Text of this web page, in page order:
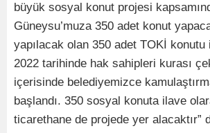
büyük sosyal konut projesi
Güneysu’muza 350 adet konut
yapılacak olan 350 adet TOKİ konutu
2022 tarihinde hak sahipleri kurası
içerisinde belediyemizce
başlandı. 350 sosyal konuta ilave
ticarethane de projede yer alacaktır”